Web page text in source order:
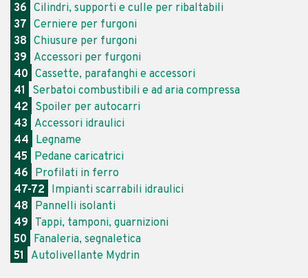
36 Cilindri, supporti e culle per ribaltabili
37 Cerniere per furgoni
38 Chiusure per furgoni
39 Accessori per furgoni
40 Cassette, parafanghi e accessori
41
Serbatoi combustibili e ad aria compressa
42 Spoiler per autocarri
43 Accessori idraulici
44 Legname
45 Pedane caricatrici
46 Profilati in ferro
47-72 Impianti scarrabili idraulici
48 Pannelli isolanti
49 Tappi, tamponi, guarnizioni
50 Fanaleria, segnaletica
51
Autolivellante Mydrin